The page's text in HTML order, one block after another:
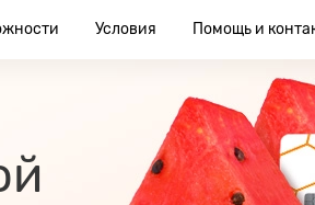
Условия Помощь и